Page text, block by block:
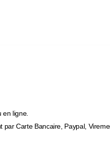
ligne.
Carte Bancaire, Paypal,